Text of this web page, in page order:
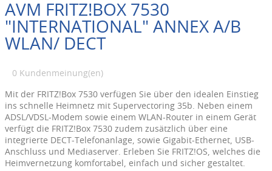
AVM FRITZ!BOX 7530
"INTERNATIONAL" ANNEX A/B
WLAN/ DECT
0 Kundenmeinung(en)
Mit der FRITZ!Box 7530 verfügen Sie über den idealen Einstieg
ins schnelle Heimnetz mit Supervectoring 35b. Neben einem
ADSL/VDSL-Modem sowie einem WLAN-Router in einem Gerät
verfügt die FRITZ!Box 7530 zudem zusätzlich über eine
integrierte DECT-Telefonanlage, sowie Gigabit-Ethernet, USB-
Anschluss und Mediaserver. Erleben Sie FRITZ!OS, welches die
Heimvernetzung komfortabel, einfach und sicher gestaltet.